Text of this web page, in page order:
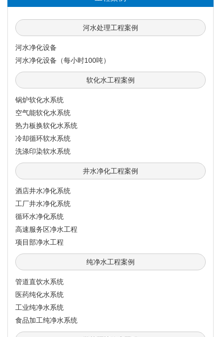
河水处理工程案例
河水净化设备
河水净化设备（每小时100吨）
软化水工程案例
锅炉软化水系统
空气能软化水系统
热力板换软化水系统
冷却循环软水系统
洗涤印染软水系统
井水净化工程案例
酒店井水净化系统
工厂井水净化系统
循环水净化系统
高速服务区净水工程
项目部净水工程
纯净水工程案例
管道直饮水系统
医药纯化水系统
工业纯净水系统
食品加工纯净水系统